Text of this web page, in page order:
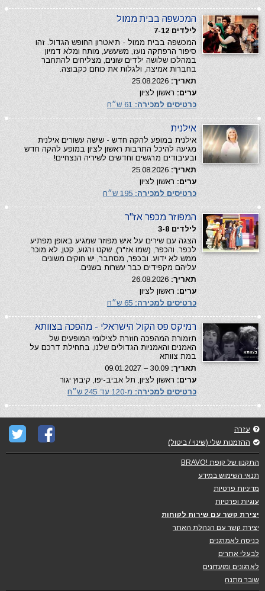
המכשפה בבית ממול
לילדים 7-12
המכשפה בבית ממול - תיאטרון החופש הגדול. זהו
סיפור הרפתקה נועז, משעשע, מותח ומלא דמיון
במהלכו שלושה ילדים שונים, מצליחים להתחבר
בחברות אמיצה, ולגלות את כוחם כקבוצה.
תאריך:
ערים: ראשון לציון
כרטיסים למכירה:
אילנית
אילנית במופע להקה חדש - שישה עשורים אילנית
מגיעה להיכל התרבות ראשון לציון במופע להקה חדש
ובעיבודים מרגשים וחדשים לשיריה הנצחיים!
תאריך:
ערים: ראשון לציון
כרטיסים למכירה:
המפוזר מכפר אז"ר
לילדים 3-8
הצגה עם שירים על איש מפוזר שמגיע באופן מפתיע
לכפר. והכפר, (שמו אז"ר), שקט ורגוע, קטן, לא מוכר..
ממש לא ידוע. ובכפר, מסתבר, יש חוקים משונים
עליהם מקפידים כבר עשרות בשנים.
תאריך:
ערים: ראשון לציון
כרטיסים למכירה:
רמיקס פס הקול הישראלי - מהפכה בצוותא
תזמורת המהפכה חוזרת לצילומי המופעים של
האמנים והאמניות הגדולים שלנו, בתחילת דרכם על
במת צוותא
תאריך:
ערים: ראשון לציון, תל אביב-יפו, קיבוץ יגור
כרטיסים למכירה: מ-120 עד 245 ש״ח
עזרה
ההזמנות שלי (שינוי / ביטול)
התקנון של קופת !BRAVO
תנאי השימוש במידע
מדיניות פרטיות
עוגיות ופרטיות
יצירת קשר עם שירות לקוחות
יצירת קשר עם הנהלת האתר
כניסה לאמרגנים
לבעלי אתרים
לארגונים ומועדונים
שובר מתנה